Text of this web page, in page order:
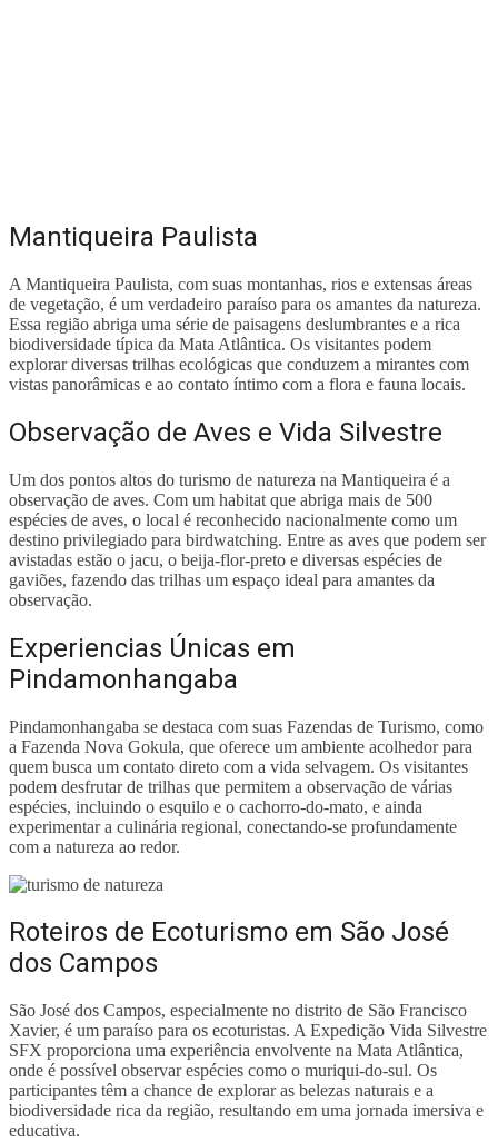
Mantiqueira Paulista
A Mantiqueira Paulista, com suas montanhas, rios e extensas áreas
de vegetação, é um verdadeiro paraíso para os amantes da natureza.
Essa região abriga uma série de paisagens deslumbrantes e a rica
biodiversidade típica da Mata Atlântica. Os visitantes podem
explorar diversas trilhas ecológicas que conduzem a mirantes com
vistas panorâmicas e ao contato íntimo com a flora e fauna locais.
Observação de Aves e Vida Silvestre
Um dos pontos altos do turismo de natureza na Mantiqueira é a
observação de aves. Com um habitat que abriga mais de 500
espécies de aves, o local é reconhecido nacionalmente como um
destino privilegiado para birdwatching. Entre as aves que podem ser
avistadas estão o jacu, o beija-flor-preto e diversas espécies de
gaviões, fazendo das trilhas um espaço ideal para amantes da
observação.
Experiencias Únicas em
Pindamonhangaba
Pindamonhangaba se destaca com suas Fazendas de Turismo, como
a Fazenda Nova Gokula, que oferece um ambiente acolhedor para
quem busca um contato direto com a vida selvagem. Os visitantes
podem desfrutar de trilhas que permitem a observação de várias
espécies, incluindo o esquilo e o cachorro-do-mato, e ainda
experimentar a culinária regional, conectando-se profundamente
com a natureza ao redor.
Roteiros de Ecoturismo em São José
dos Campos
São José dos Campos, especialmente no distrito de São Francisco
Xavier, é um paraíso para os ecoturistas. A Expedição Vida Silvestre
SFX proporciona uma experiência envolvente na Mata Atlântica,
onde é possível observar espécies como o muriqui-do-sul. Os
participantes têm a chance de explorar as belezas naturais e a
biodiversidade rica da região, resultando em uma jornada imersiva e
educativa.